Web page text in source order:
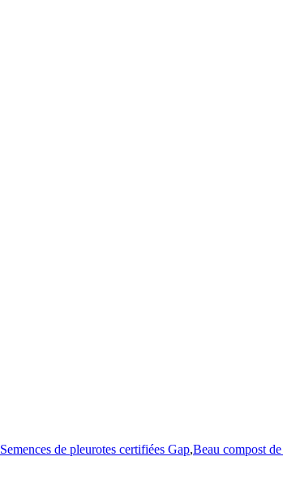
Semences de pleurotes certifiées Gap,Beau compost